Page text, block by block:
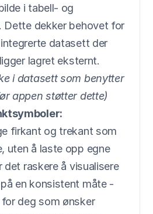
i tabell- og
Dette dekker behovet for
datasett der
i datasett som benytter
appen støtter dette)
firkant og trekant som
uten å laste opp egne
raskere å visualisere
en konsistent måte -
deg som ønsker